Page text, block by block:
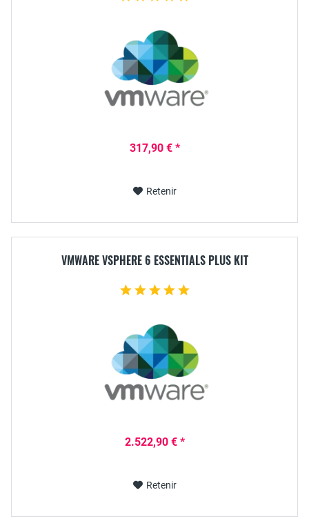
317,90 € *
Retenir
VMWARE VSPHERE 6 ESSENTIALS PLUS KIT
2.522,90 € *
Retenir